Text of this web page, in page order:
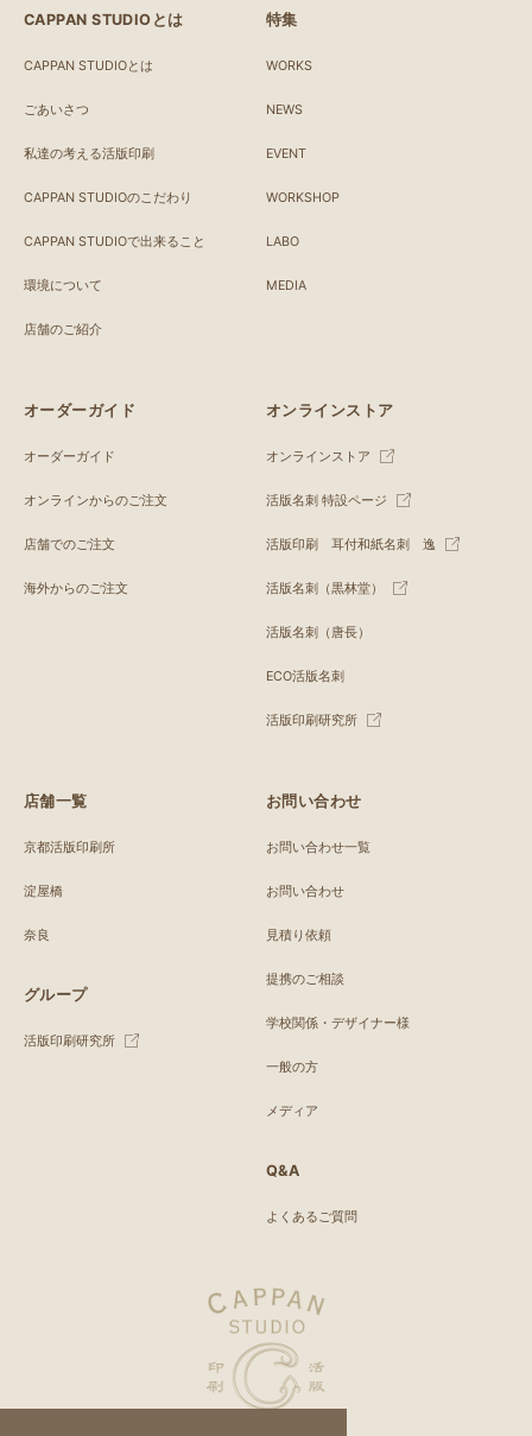
CAPPAN STUDIOとは
CAPPAN STUDIOとは
ごあいさつ
私達の考える活版印刷
CAPPAN STUDIOのこだわり
CAPPAN STUDIOで出来ること
環境について
店舗のご紹介
特集
WORKS
NEWS
EVENT
WORKSHOP
LABO
MEDIA
オーダーガイド
オーダーガイド
オンラインからのご注文
店舗でのご注文
海外からのご注文
オンラインストア
オンラインストア
活版名刺 特設ページ
活版印刷 耳付和紙名刺 逸
活版名刺（黒林堂）
活版名刺（唐長）
ECO活版名刺
活版印刷研究所
店舗一覧
京都活版印刷所
淀屋橋
奈良
グループ
活版印刷研究所
お問い合わせ
お問い合わせ一覧
お問い合わせ
見積り依頼
提携のご相談
学校関係・デザイナー様
一般の方
メディア
Q&A
よくあるご質問